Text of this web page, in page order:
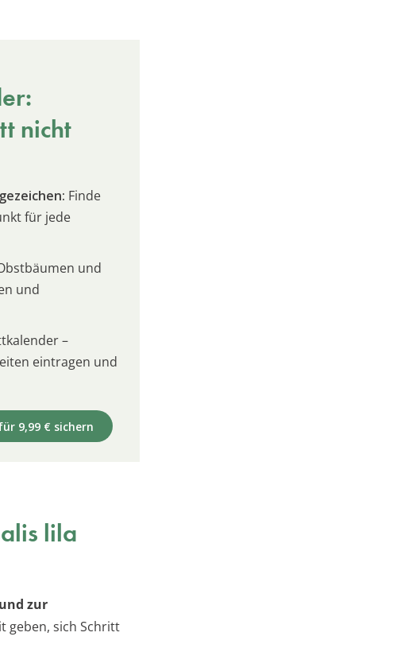
nicht
Finde
für jede
und
und
–
eintragen und
9,99 € sichern
lila
zur
geben, sich Schritt